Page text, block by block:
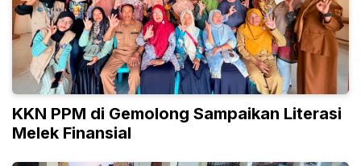
KKN PPM di Gemolong Sampaikan Literasi
Melek Finansial